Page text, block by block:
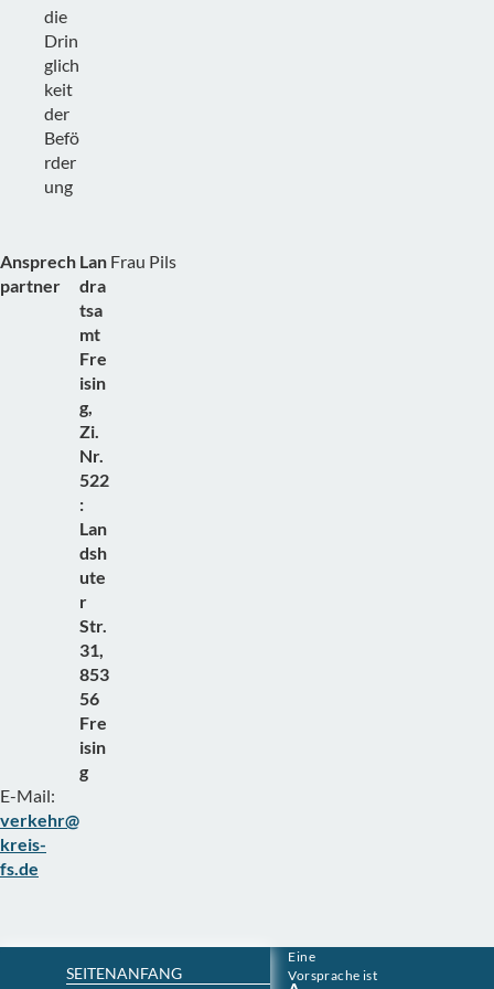
die
Drin
glich
keit
der
Befö
rder
ung
Ansprech
partner
Lan
dra
tsa
mt
Fre
isin
g,
Zi.
Nr.
522
:
Lan
dsh
ute
r
Str.
31,
853
56
Fre
isin
g
Frau Pils
E-Mail:
verkehr@
kreis-
fs.de
SEITENANFANG
e
und
14
Eine
Vorsprache ist